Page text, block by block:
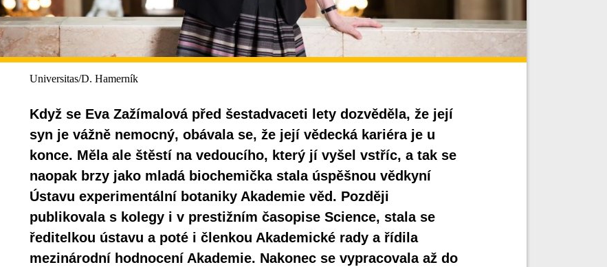
Universitas/D. Hamerník
Když se Eva Zažímalová před šestadvaceti lety dozvěděla, že její
syn je vážně nemocný, obávala se, že její vědecká kariéra je u
konce. Měla ale štěstí na vedoucího, který jí vyšel vstříc, a tak se
naopak brzy jako mladá biochemička stala úspěšnou vědkyní
Ústavu experimentální botaniky Akademie věd. Později
publikovala s kolegy i v prestižním časopise Science, stala se
ředitelkou ústavu a poté i členkou Akademické rady a řídila
mezinárodní hodnocení Akademie. Nakonec se vypracovala až do